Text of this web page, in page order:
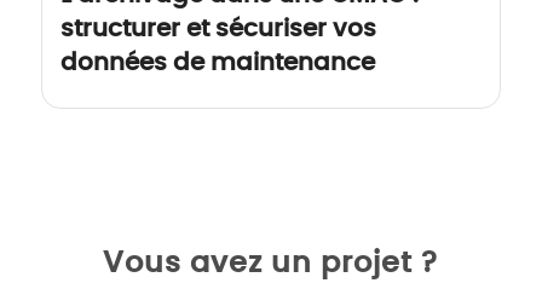
structurer et sécuriser vos
données de maintenance
Vous avez un projet ?